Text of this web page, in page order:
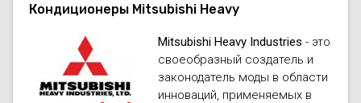
Кондиционеры Mitsubishi Heavy
Mitsubishi Heavy Industries - это
своеобразный создатель и
законодатель моды в области
инноваций, применяемых в